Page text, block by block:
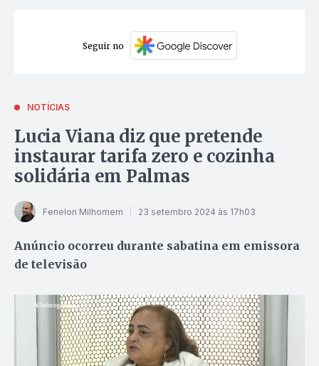
Seguir no
NOTÍCIAS
Lucia Viana diz que pretende
instaurar tarifa zero e cozinha
solidária em Palmas
Fenelon Milhomem 23 setembro 2024 às 17h03
Anúncio ocorreu durante sabatina em emissora
de televisão